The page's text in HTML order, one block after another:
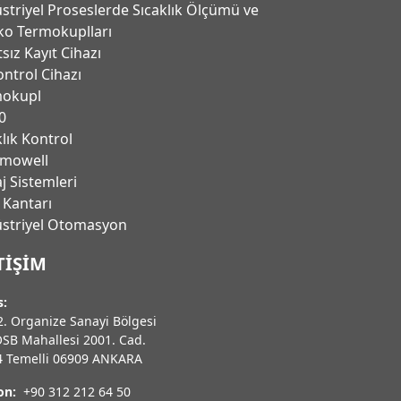
Proseslerde Sıcaklık Ölçümü ve
Termokuplları
Kayıt Cihazı
Cihazı
Kontrol
Sistemleri
Otomasyon
Organize Sanayi Bölgesi
Mahallesi 2001. Cad.
Temelli 06909 ANKARA
+90 312 212 64 50